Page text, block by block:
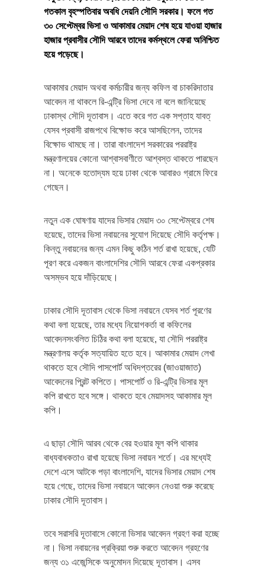
গতকাল বৃহস্পতিবার অবধি দেয়নি সৌদি সরকার। ফলে গত
৩০ সেপ্টেম্বর ভিসা ও আকামার মেয়াদ শেষ হয়ে যাওয়া হাজার
হাজার প্রবাসীর সৌদি আরবে তাদের কর্মস্থলে ফেরা অনিশ্চিত
হয়ে পড়েছে।
আকামার মেয়াদ অথবা কর্মচারীর জন্য কফিল বা চাকরিদাতার
আবেদন না থাকলে রি-এন্ট্রি ভিসা দেবে না বলে জানিয়েছে
ঢাকাস্থ সৌদি দূতাবাস। এতে করে গত এক সপ্তাহ যাবত্
যেসব প্রবাসী রাজপথে বিক্ষোভ করে আসছিলেন, তাদের
বিক্ষোভ থামছে না। তারা বাংলাদেশ সরকারের পররাষ্ট্র
মন্ত্রণালয়ের কোনো আশ্বাসবাণীতে আশ্বস্ত থাকতে পারছেন
না। অনেকে হতোদ্যম হয়ে ঢাকা থেকে আবারও গ্রামে ফিরে
গেছেন।
নতুন এক ঘোষণায় যাদের ভিসার মেয়াদ ৩০ সেপ্টেম্বরে শেষ
হয়েছে, তাদের ভিসা নবায়নের সুযোগ দিয়েছে সৌদি কর্তৃপক্ষ।
কিন্তু নবায়নের জন্য এমন কিছু কঠিন শর্ত রাখা হয়েছে, যেটি
পূরণ করে একজন বাংলাদেশির সৌদি আরবে ফেরা একপ্রকার
অসম্ভব হয়ে দাঁড়িয়েছে।
ঢাকার সৌদি দূতাবাস থেকে ভিসা নবায়নে যেসব শর্ত পূরণের
কথা বলা হয়েছে, তার মধ্যে নিয়োগকর্তা বা কফিলের
আবেদনসংবলিত চিঠির কথা বলা হয়েছে, যা সৌদি পররাষ্ট্র
মন্ত্রণালয় কর্তৃক সত্যায়িত হতে হবে। আকামার মেয়াদ লেখা
থাকতে হবে সৌদি পাসপোর্ট অধিদপ্তরের (জাওয়াজাত)
আবেদনের প্রিন্ট কপিতে। পাসপোর্ট ও রি-এন্ট্রি ভিসার মূল
কপি রাখতে হবে সঙ্গে। থাকতে হবে মেয়াদসহ আকামার মূল
কপি।
এ ছাড়া সৌদি আরব থেকে বের হওয়ার মূল কপি থাকার
বাধ্যবাধকতাও রাখা হয়েছে ভিসা নবায়ন শর্তে। এর মধ্যেই
দেশে এসে আটকে পড়া বাংলাদেশি, যাদের ভিসার মেয়াদ শেষ
হয়ে গেছে, তাদের ভিসা নবায়নে আবেদন নেওয়া শুরু করেছে
ঢাকার সৌদি দূতাবাস।
তবে সরাসরি দূতাবাসে কোনো ভিসার আবেদন গ্রহণ করা হচ্ছে
না। ভিসা নবায়নের প্রক্রিয়া শুরু করতে আবেদন গ্রহণের
জন্য ৩১ এজেন্সিকে অনুমোদন দিয়েছে দূতাবাস। এসব